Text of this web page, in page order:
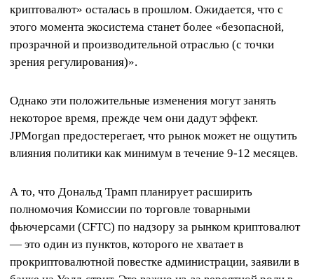
криптовалют» осталась в прошлом. Ожидается, что с
этого момента экосистема станет более «безопасной,
прозрачной и производительной отраслью (с точки
зрения регулирования)».
Однако эти положительные изменения могут занять
некоторое время, прежде чем они дадут эффект.
JPMorgan предостерегает, что рынок может не ощутить
влияния политики как минимум в течение 9-12 месяцев.
А то, что Дональд Трамп планирует расширить
полномочия Комиссии по торговле товарными
фьючерсами (CFTC) по надзору за рынком криптовалют
— это один из пунктов, которого не хватает в
прокриптовалютной повестке администрации, заявили в